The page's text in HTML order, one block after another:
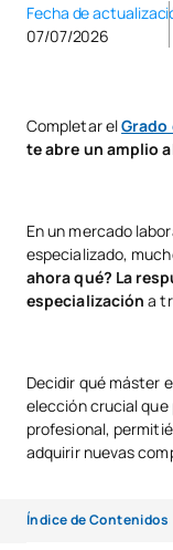
Fecha de
07/07/2026
Completar elGrado
te abre un amplio
En un mercado
especializado,
ahora qué? La
especializacióna
Decidir qué máster
elección crucial
profesional,
adquirir nuevas
Índice de Contenidos